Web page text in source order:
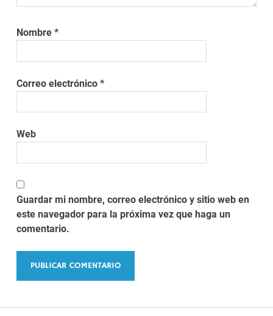
Nombre*
Correo electrónico*
Web
Guardar mi nombre, correo electrónico y sitio web en
este navegador para la próxima vez que haga un
comentario.